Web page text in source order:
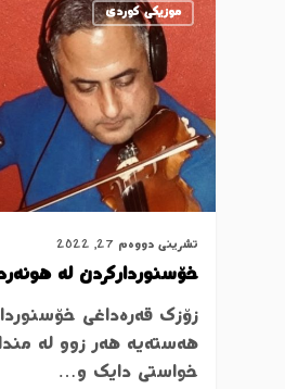
موزیکی کوردی
تشرینی دووەم 27, 2022
خۆسنوردارکردن لە
زۆزک قەرەداغی
هەستەیە هەر زوو لە
خواستی دایک و…